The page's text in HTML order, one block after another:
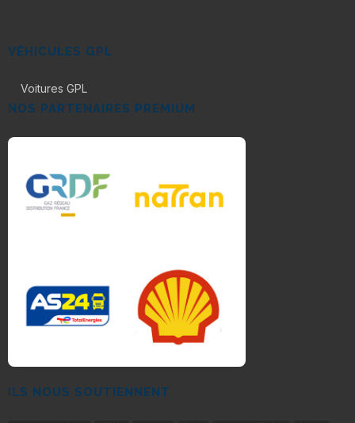
VÉHICULES GPL
Voitures GPL
NOS PARTENAIRES PREMIUM
ILS NOUS SOUTIENNENT